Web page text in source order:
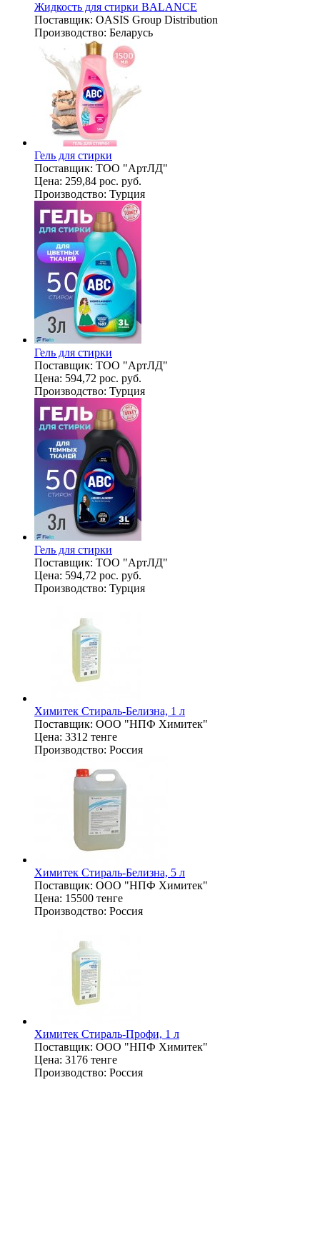
Жидкость для стирки BALANCE
Поставщик: OASIS Group Distribution
Производство: Беларусь
Гель для стирки
Поставщик: ТОО "АртЛД"
Цена: 259,84 рос. руб.
Производство: Турция
Гель для стирки
Поставщик: ТОО "АртЛД"
Цена: 594,72 рос. руб.
Производство: Турция
Гель для стирки
Поставщик: ТОО "АртЛД"
Цена: 594,72 рос. руб.
Производство: Турция
Химитек Стираль-Белизна, 1 л
Поставщик: OOO "НПФ Химитек"
Цена: 3312 тенге
Производство: Россия
Химитек Стираль-Белизна, 5 л
Поставщик: OOO "НПФ Химитек"
Цена: 15500 тенге
Производство: Россия
Химитек Стираль-Профи, 1 л
Поставщик: OOO "НПФ Химитек"
Цена: 3176 тенге
Производство: Россия